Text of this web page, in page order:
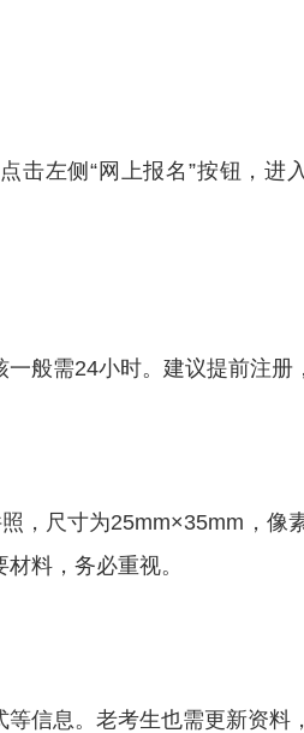
击左侧“网上报名”按钮，进
般需24小时。建议提前注册
，尺寸为25mm×35mm，像
料，务必重视。
信息。老考生也需更新资